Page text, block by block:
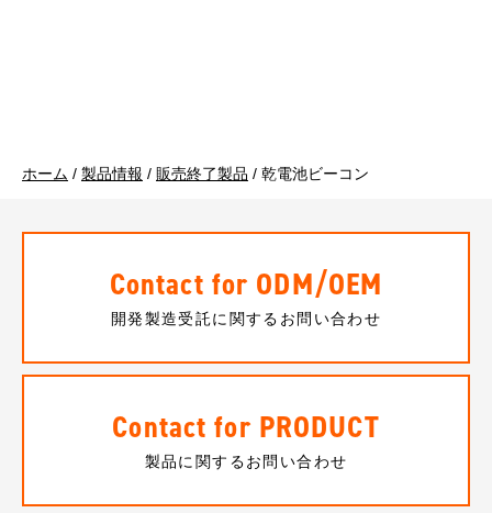
ホーム / 製品情報 / 販売終了製品 / 乾電池ビーコン
Contact for ODM/OEM
開発製造受託に関するお問い合わせ
Contact for PRODUCT
製品に関するお問い合わせ